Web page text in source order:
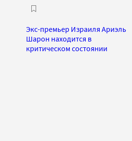
Экс-премьер Израиля Ариэль
Шарон находится в
критическом состоянии